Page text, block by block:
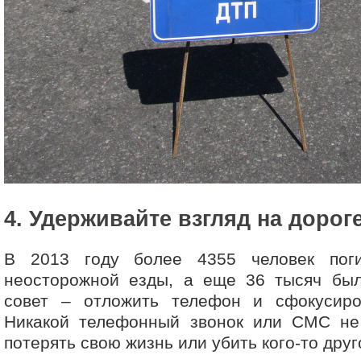
4. Удерживайте взгляд на
В 2013 году более 4355 человек
неосторожной езды, а еще 36 тысяч
совет – отложить телефон и
Никакой телефонный звонок или СМС не
потерять свою жизнь или убить кого-то